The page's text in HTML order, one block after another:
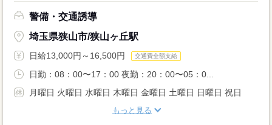
警備・交通誘導
埼玉県狭山市/狭山ヶ丘駅
日給13,000円～16,500円 交通費全額支給
日勤：08：00〜17：00 夜勤：20：00〜05：0...
月曜日 火曜日 水曜日 木曜日 金曜日 土曜日 日曜日 祝日
もっと見る